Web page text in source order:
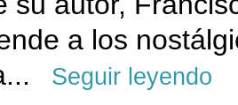
a los
Seguir leyendo